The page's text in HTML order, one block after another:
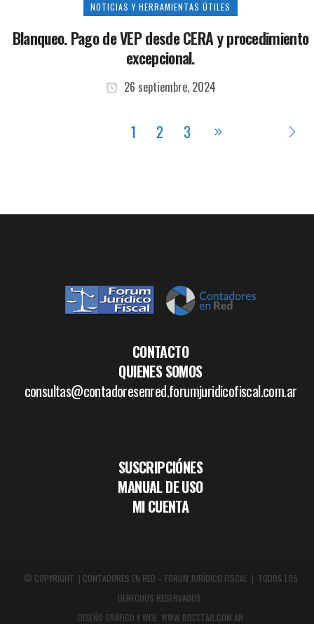
NOTICIAS Y HERRAMIENTAS ÚTILES
Blanqueo. Pago de VEP desde CERA y procedimiento
excepcional.
26 septiembre, 2024
1 2 3
CONTACTO
QUIENES SOMOS
consultas@contadoresenred.forumjuridicofiscal.com.ar
SUSCRIPCIÓNES
MANUAL DE USO
MI CUENTA
© COPYRIGHT | CONTADORES EN RED – FORUM JURÍDICO FISCAL | TODOS LOS
DERECHOS RESERVADOS.
DISEÑO GRÁFICO Y WEB: WWW.BOCETAR.COM.AR